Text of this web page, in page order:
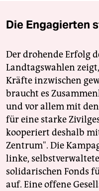
Die Engagierten
Der drohende Erfolg
Landtagswahlen
Kräfte inzwischen
braucht es
und vor allem mit
für eine starke
kooperiert deshalb
Zentrum". Die
linke,
solidarischen Fonds
auf. Eine offene